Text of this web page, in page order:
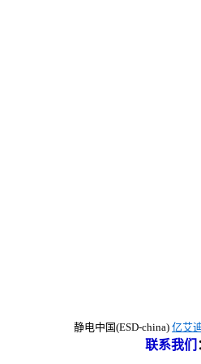
静电中国(ESD-china) 亿艾
联系我们